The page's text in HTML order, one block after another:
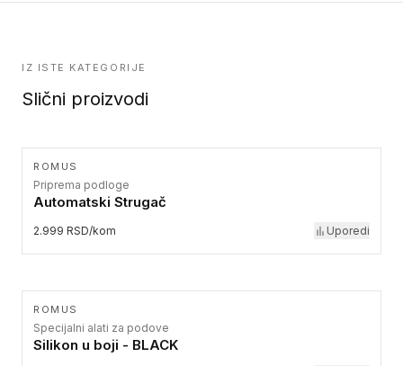
IZ ISTE KATEGORIJE
Slični proizvodi
ROMUS
Priprema podloge
Automatski Strugač
2.999 RSD/kom Uporedi
ROMUS
Specijalni alati za podove
Silikon u boji - BLACK